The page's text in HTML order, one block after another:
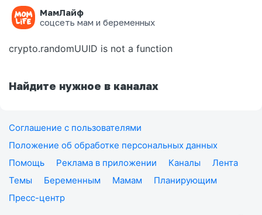
МамЛайф
соцсеть мам и беременных
Ошибка на странице
crypto.randomUUID is not a function
Найдите нужное в каналах
Соглашение с пользователями
Положение об обработке персональных данных
Помощь
Реклама в приложении Каналы
Лента
Темы
Беременным Мамам
Планирующим
Пресс-центр